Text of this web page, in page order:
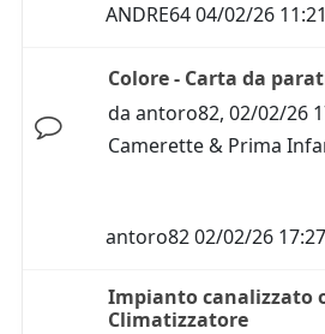
ANDRE6404/02/26 11:21
Colore - Carta da
da antoro82, 02/02/26
Camerette & Prima
antoro8202/02/26 17:27
Impianto canalizzato
Climatizzatore